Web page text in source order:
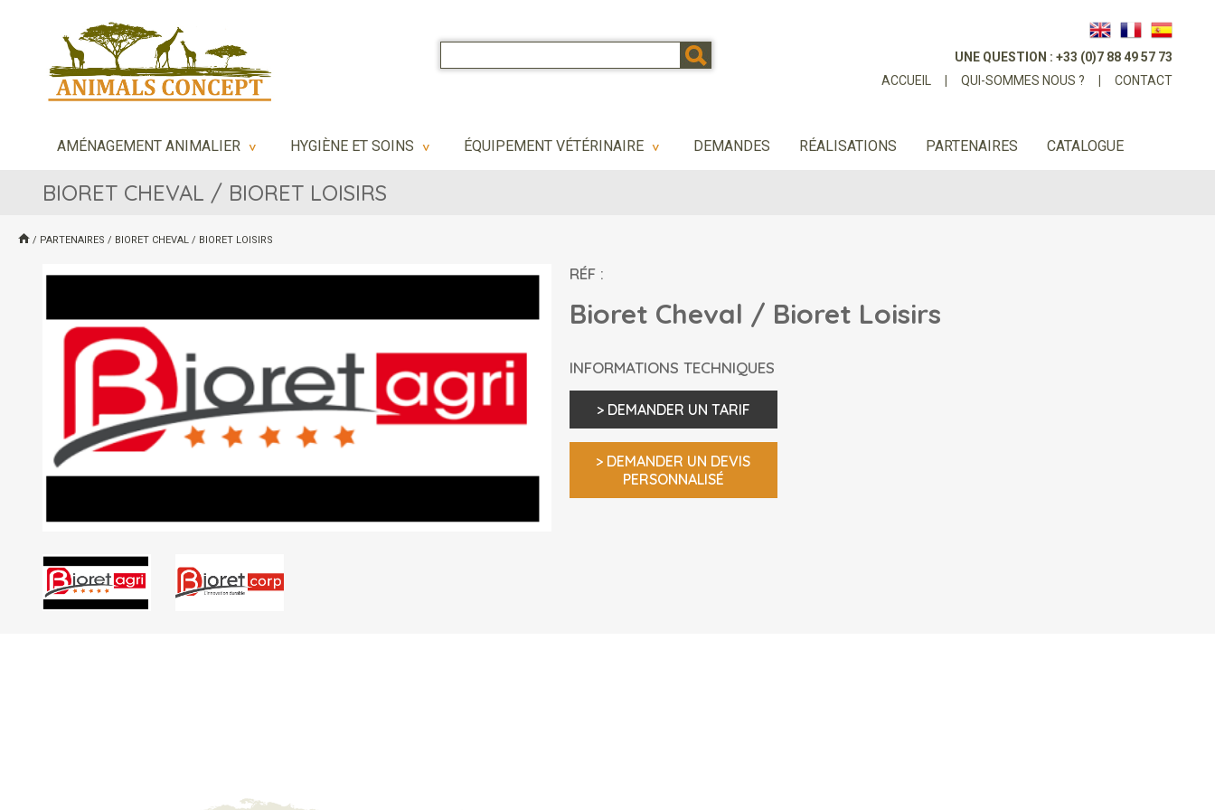
UNE QUESTION : +33 (0)7 88 49 57 73
ACCUEIL
QUI-SOMMES NOUS ? CONTACT
AMÉNAGEMENT ANIMALIER > HYGIÈNE ET SOINS > ÉQUIPEMENT VÉTÉRINAIRE > DEMANDES RÉALISATIONS PARTENAIRES CATALOGUE
BIORET CHEVAL / BIORET LOISIRS
/ PARTENAIRES / BIORET CHEVAL / BIORET LOISIRS
RÉF :
Bioret Cheval / Bioret Loisirs
INFORMATIONS TECHNIQUES
> DEMANDER UN TARIF
> DEMANDER UN DEVIS
PERSONNALISÉ